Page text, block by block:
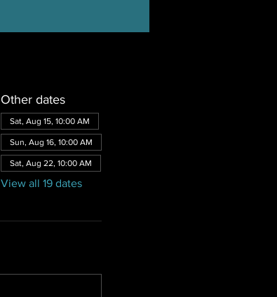
Other dates
Sat, Aug 15, 10:00 AM
Sun, Aug 16, 10:00 AM
Sat, Aug 22, 10:00 AM
View all 19 dates